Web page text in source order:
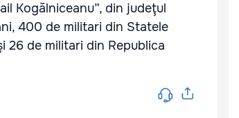
Kogălniceanu”, din judeţul
400 de militari din Statele
26 de militari din Republica